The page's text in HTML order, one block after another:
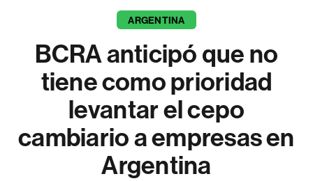
ARGENTINA
BCRA anticipó que no
tiene como prioridad
levantar el cepo
cambiario a empresas en
Argentina